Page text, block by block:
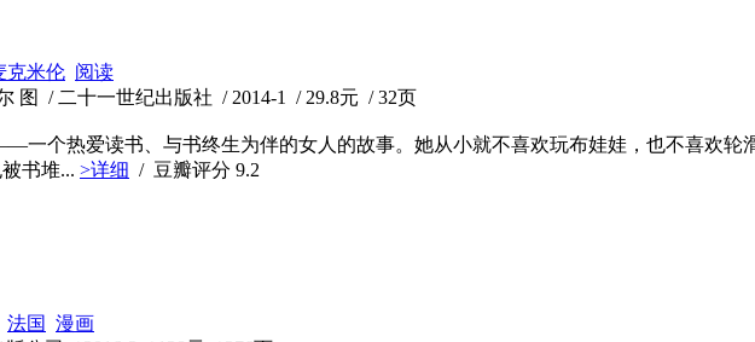
克米伦 阅读
图 / 二十一世纪出版社 / 2014-1 / 29.8元 / 32页
一个热爱读书、与书终生为伴的女人的故事。她从小就不喜欢玩布娃娃，也不喜欢
书堆... >详细 / 豆瓣评分 9.2
法国 漫画